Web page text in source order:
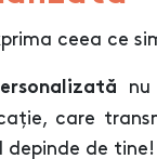
ceea ce
nu
care
depinde de tine!